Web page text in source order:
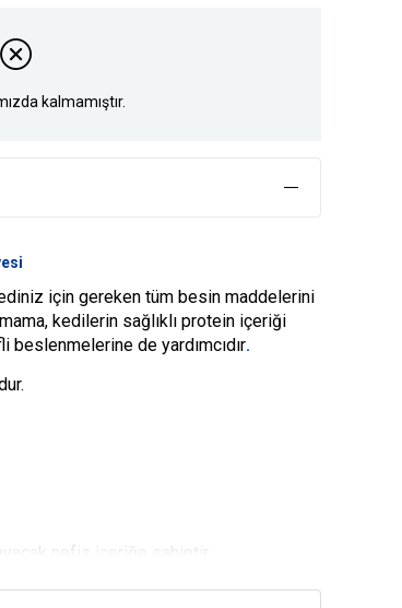
kalmamıştır.
için gereken tüm besin maddelerini
kedilerin sağlıklı protein içeriği
beslenmelerine de yardımcıdır.
nefis içeriğe sahiptir.